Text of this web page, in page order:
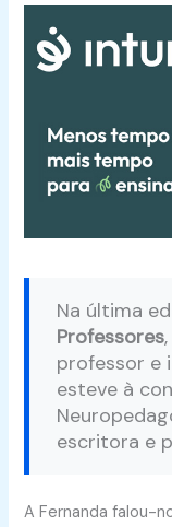
Na última
Professores
professor e
esteve à
escritora e
A Fernanda falou-